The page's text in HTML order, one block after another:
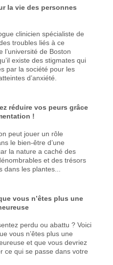
la vie des personnes
clinicien spécialiste de
troubles liés à ce
l’université de Boston
existe des stigmates qui
par la société pour les
d’anxiété.
réduire vos peurs grâce
!
peut jouer un rôle
le bien-être d’une
la nature a caché des
et des trésors
dans les plantes...
vous n’êtes plus une
perdu ou abattu ? Voici
vous n’êtes plus une
et que vous devriez
ce qui se passe dans votre